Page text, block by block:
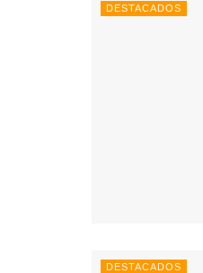
DESTACADOS
DESTACADOS